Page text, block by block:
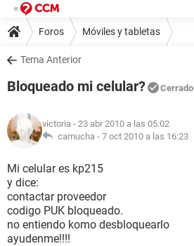
Foros Móviles y tabletas
Tema Anterior
Bloqueado mi celular? Cerrado
victoria - 23 abr 2010 a las 05:02
camucha - 7 oct 2010 a las 16:23
Mi celular es kp215
y dice:
contactar proveedor
codigo PUK bloqueado.
no entiendo komo desbloquearlo
ayudenme!!!!